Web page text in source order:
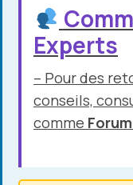
Experts
– Pour des
conseils,
comme